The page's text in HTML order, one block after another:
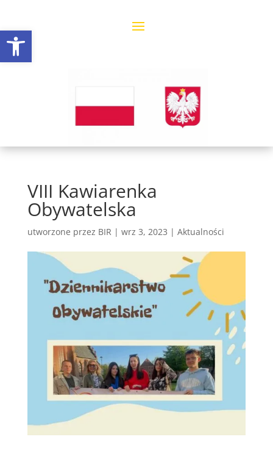
Open toolbar
VIII Kawiarenka
Obywatelska
utworzone przez BIR | wrz 3, 2023 | Aktualności